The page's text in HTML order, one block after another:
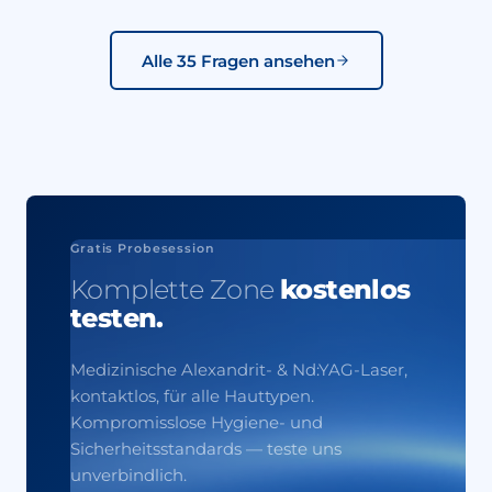
Veränderungen) können einzelne Haare
nachwachsen. Dafür bieten wir kostengünstige
Auffrischungs­sitzungen an.
Alle 35 Fragen ansehen
Gratis Probesession
Komplette Zone kostenlos
testen.
Medizinische Alexandrit- & Nd:YAG-Laser,
kontaktlos, für alle Hauttypen.
Kompromisslose Hygiene- und
Sicherheits­standards — teste uns
unverbindlich.